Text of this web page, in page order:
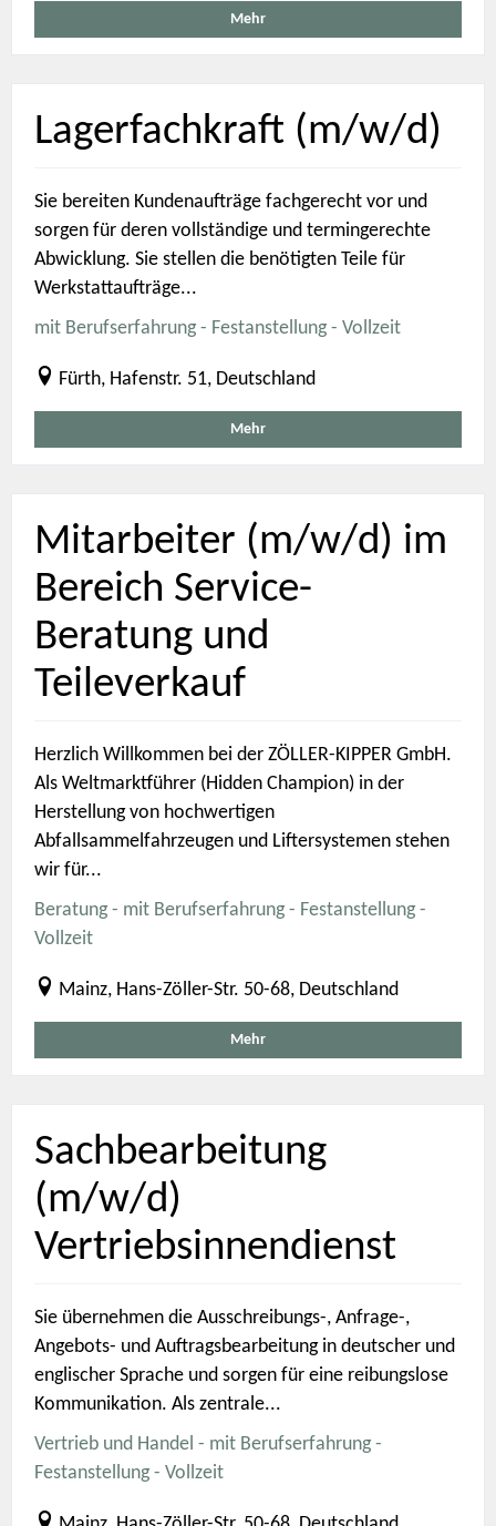
Mehr
Lagerfachkraft (m/w/d)
Sie bereiten Kundenaufträge fachgerecht vor und
sorgen für deren vollständige und termingerechte
Abwicklung. Sie stellen die benötigten Teile für
Werkstattaufträge...
mit Berufserfahrung - Festanstellung - Vollzeit
Fürth, Hafenstr. 51, Deutschland
Mehr
Mitarbeiter (m/w/d) im
Bereich Service-
Beratung und
Teileverkauf
Herzlich Willkommen bei der ZÖLLER-KIPPER GmbH.
Als Weltmarktführer (Hidden Champion) in der
Herstellung von hochwertigen
Abfallsammelfahrzeugen und Liftersystemen stehen
wir für...
Beratung - mit Berufserfahrung - Festanstellung -
Vollzeit
Mainz, Hans-Zöller-Str. 50-68, Deutschland
Mehr
Sachbearbeitung
(m/w/d)
Vertriebsinnendienst
Sie übernehmen die Ausschreibungs-, Anfrage-,
Angebots- und Auftragsbearbeitung in deutscher und
englischer Sprache und sorgen für eine reibungslose
Kommunikation. Als zentrale...
Vertrieb und Handel - mit Berufserfahrung -
Festanstellung - Vollzeit